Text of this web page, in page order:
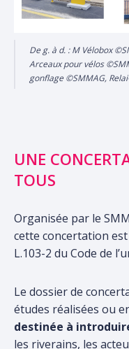
De g. à d. : M Vélobox
Arceaux pour vélos
gonflage ©SMMAG,
UNE
TOUS
Organisée par le
cette concertation
L.103-2 du Code de
Le dossier de
études réalisées ou
destinée à
les riverains, les